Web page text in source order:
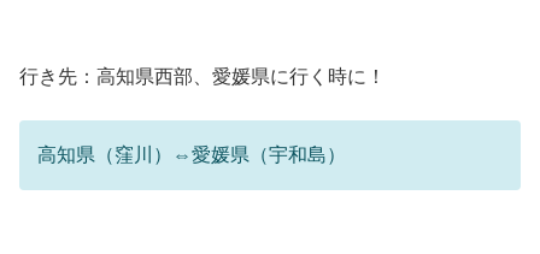
行き先：高知県西部、愛媛県に行く時に！
高知県（窪川）⇔愛媛県（宇和島）